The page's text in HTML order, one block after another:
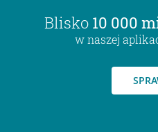
Blisko 10 000
w naszej